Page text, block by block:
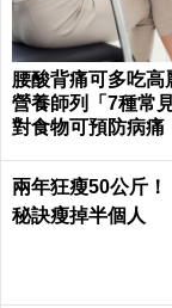
腰酸背痛可多吃
營養師列「7種常
對食物可預防病痛
兩年狂瘦50公斤
秘訣瘦掉半個人